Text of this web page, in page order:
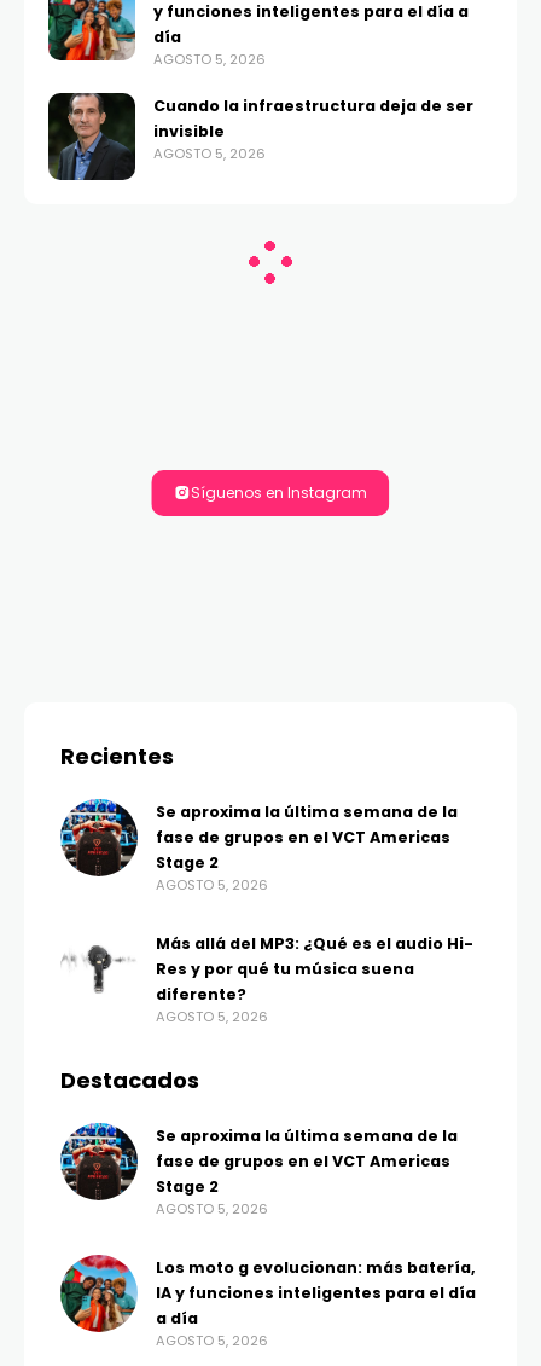
y funciones inteligentes para el día a
día
AGOSTO 5, 2026
Cuando la infraestructura deja de ser
invisible
AGOSTO 5, 2026
Síguenos en Instagram
Recientes
Se aproxima la última semana de la
fase de grupos en el VCT Americas
Stage 2
AGOSTO 5, 2026
Más allá del MP3: ¿Qué es el audio Hi-
Res y por qué tu música suena
diferente?
AGOSTO 5, 2026
Destacados
Se aproxima la última semana de la
fase de grupos en el VCT Americas
Stage 2
AGOSTO 5, 2026
Los moto g evolucionan: más batería,
IA y funciones inteligentes para el día
a día
AGOSTO 5, 2026